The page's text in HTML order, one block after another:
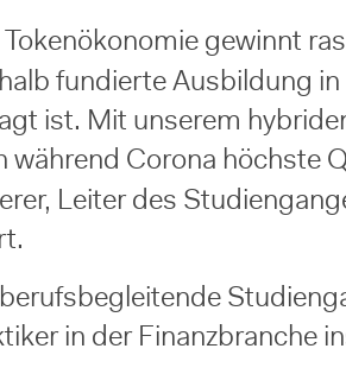
Tokenökonomie gewinnt
fundierte Ausbildung
ist. Mit unserem
während Corona höchste
Leiter des
in der Finanzbranche